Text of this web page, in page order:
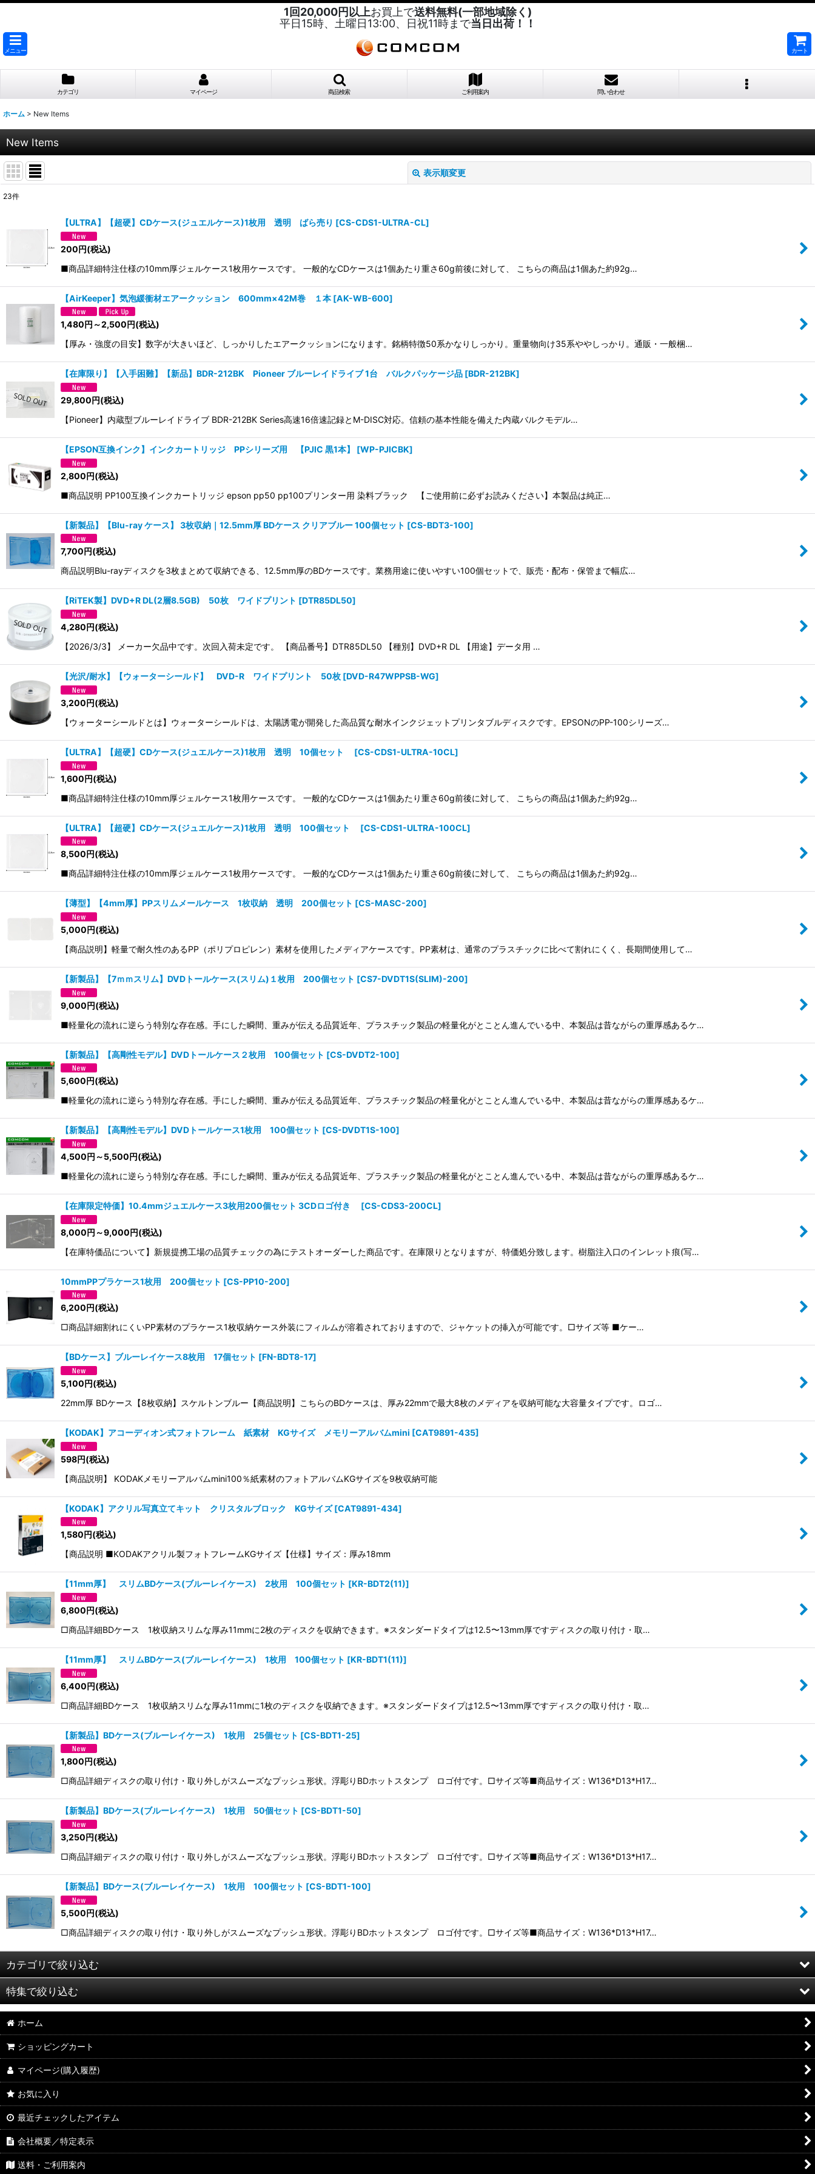
1回20,000円以上お買上で送料無料(一部地域除く)
平日15時、土曜日13:00、日祝11時まで当日出荷！！
メニュー カート
カテゴリ マイページ 商品検索 ご利用案内 問い合わせ
ホーム > New Items
New Items
表示順変更
絞り込む
23件
【ULTRA】【超硬】CDケース(ジュエルケース)1枚用 透明 ばら売り [CS-CDS1-ULTRA-CL]
200円(税込)
■商品詳細特注仕様の10mm厚ジェルケース1枚用ケースです。 一般的なCDケースは1個あたり重さ60g前後に対して、 こちらの商品は1個あた約92g…
【AirKeeper】気泡緩衝材エアークッション 600mm×42M巻 １本 [AK-WB-600]
1,480 円 ～2,500 円(税込)
【厚み・強度の目安】数字が大きいほど、しっかりしたエアークッションになります。銘柄特徴50系かなりしっかり。重量物向け35系ややしっかり。通販・一般梱…
【在庫限り】【入手困難】【新品】BDR-212BK Pioneer ブルーレイドライブ 1台 バルクパッケージ品 [BDR-212BK]
29,800円(税込)
【Pioneer】内蔵型ブルーレイドライブ BDR-212BK Series高速16倍速記録とM-DISC対応。信頼の基本性能を備えた内蔵バルクモデル…
【EPSON互換インク】インクカートリッジ PPシリーズ用 【PJIC 黒1本】 [WP-PJICBK]
2,800円(税込)
■商品説明 PP100互換インクカートリッジ epson pp50 pp100プリンター用 染料ブラック 【ご使用前に必ずお読みください】本製品は純正…
【新製品】【Blu-ray ケース】 3枚収納｜12.5mm厚 BDケース クリアブルー 100個セット [CS-BDT3-100]
7,700 円(税込)
商品説明Blu-rayディスクを3枚まとめて収納できる、12.5mm厚のBDケースです。業務用途に使いやすい100個セットで、販売・配布・保管まで幅広…
【RiTEK製】DVD+R DL(2層8.5GB) 50枚 ワイドプリント [DTR85DL50]
4,280円(税込)
【2026/3/3】 メーカー欠品中です。次回入荷未定です。 【商品番号】DTR85DL50 【種別】DVD+R DL 【用途】データ用 …
【光沢/耐水】【ウォーターシールド】 DVD-R ワイドプリント 50枚 [DVD-R47WPPSB-WG]
3,200円(税込)
【ウォーターシールドとは】ウォーターシールドは、太陽誘電が開発した高品質な耐水インクジェットプリンタブルディスクです。EPSONのPP-100シリーズ…
【ULTRA】【超硬】CDケース(ジュエルケース)1枚用 透明 10個セット [CS-CDS1-ULTRA-10CL]
1,600円(税込)
■商品詳細特注仕様の10mm厚ジェルケース1枚用ケースです。 一般的なCDケースは1個あたり重さ60g前後に対して、 こちらの商品は1個あた約92g…
【ULTRA】【超硬】CDケース(ジュエルケース)1枚用 透明 100個セット [CS-CDS1-ULTRA-100CL]
8,500円(税込)
■商品詳細特注仕様の10mm厚ジェルケース1枚用ケースです。 一般的なCDケースは1個あたり重さ60g前後に対して、 こちらの商品は1個あた約92g…
【薄型】【4mm厚】PPスリムメールケース 1枚収納 透明 200個セット [CS-MASC-200]
5,000円(税込)
【商品説明】軽量で耐久性のあるPP（ポリプロピレン）素材を使用したメディアケースです。PP素材は、通常のプラスチックに比べて割れにくく、長期間使用して…
【新製品】【7ｍｍスリム】DVDトールケース(スリム)１枚用 200個セット [CS7-DVDT1S(SLIM)-200]
9,000円(税込)
■軽量化の流れに逆らう特別な存在感。手にした瞬間、重みが伝える品質近年、プラスチック製品の軽量化がとことん進んでいる中、本製品は昔ながらの重厚感あるケ…
【新製品】【高剛性モデル】DVDトールケース２枚用 100個セット [CS-DVDT2-100]
5,600円(税込)
■軽量化の流れに逆らう特別な存在感。手にした瞬間、重みが伝える品質近年、プラスチック製品の軽量化がとことん進んでいる中、本製品は昔ながらの重厚感あるケ…
【新製品】【高剛性モデル】DVDトールケース1枚用 100個セット [CS-DVDT1S-100]
4,500円 ～5,500円(税込)
■軽量化の流れに逆らう特別な存在感。手にした瞬間、重みが伝える品質近年、プラスチック製品の軽量化がとことん進んでいる中、本製品は昔ながらの重厚感あるケ…
【在庫限定特価】10.4mmジュエルケース3枚用200個セット 3CDロゴ付き [CS-CDS3-200CL]
8,000円 ～9,000円(税込)
【在庫特価品について】新規提携工場の品質チェックの為にテストオーダーした商品です。在庫限りとなりますが、特価処分致します。樹脂注入口のインレット痕(写…
10mmPPプラケース1枚用 200個セット [CS-PP10-200]
6,200円(税込)
□商品詳細割れにくいPP素材のプラケース1枚収納ケース外装にフィルムが溶着されておりますので、ジャケットの挿入が可能です。□サイズ等 ■ケー…
【BDケース】ブルーレイケース8枚用 17個セット [FN-BDT8-17]
5,100円(税込)
22mm厚 BDケース【8枚収納】スケルトンブルー【商品説明】こちらのBDケースは、厚み22mmで最大8枚のメディアを収納可能な大容量タイプです。ロゴ…
【KODAK】アコーディオン式フォトフレーム 紙素材 KGサイズ メモリーアルバムmini [CAT9891-435]
598円(税込)
【商品説明】 KODAKメモリーアルバムmini100％紙素材のフォトアルバムKGサイズを9枚収納可能
【KODAK】アクリル写真立てキット クリスタルブロック KGサイズ [CAT9891-434]
1,580円(税込)
【商品説明 ■KODAKアクリル製フォトフレームKGサイズ【仕様】サイズ：厚み18mm
【11mm厚】 スリムBDケース(ブルーレイケース) 2枚用 100個セット [KR-BDT2(11)]
6,800円(税込)
□商品詳細BDケース 1枚収納スリムな厚み11mmに2枚のディスクを収納できます。※スタンダードタイプは12.5〜13mm厚ですディスクの取り付け・取…
【11mm厚】 スリムBDケース(ブルーレイケース) 1枚用 100個セット [KR-BDT1(11)]
6,400円(税込)
□商品詳細BDケース 1枚収納スリムな厚み11mmに1枚のディスクを収納できます。※スタンダードタイプは12.5〜13mm厚ですディスクの取り付け・取…
【新製品】BDケース(ブルーレイケース) 1枚用 25個セット [CS-BDT1-25]
1,800円(税込)
□商品詳細ディスクの取り付け・取り外しがスムーズなプッシュ形状。浮彫りBDホットスタンプ ロゴ付です。□サイズ等■商品サイズ：W136*D13*H17…
【新製品】BDケース(ブルーレイケース) 1枚用 50個セット [CS-BDT1-50]
3,250円(税込)
□商品詳細ディスクの取り付け・取り外しがスムーズなプッシュ形状。浮彫りBDホットスタンプ ロゴ付です。□サイズ等■商品サイズ：W136*D13*H17…
【新製品】BDケース(ブルーレイケース) 1枚用 100個セット [CS-BDT1-100]
5,500円(税込)
□商品詳細ディスクの取り付け・取り外しがスムーズなプッシュ形状。浮彫りBDホットスタンプ ロゴ付です。□サイズ等■商品サイズ：W136*D13*H17…
カテゴリで絞り込む
KODAK製品
メールケース
CDケース
DVDケース
その他のケース
空スピンドルケース
特集で絞り込む
Mロックシリーズ
7mmケース
15mmケース
27mmケース
35mmケース
ホーム
ショッピングカート
マイページ(購入履歴)
お気に入り
最近チェックしたアイテム
会社概要／特定表示
送料・ご利用案内